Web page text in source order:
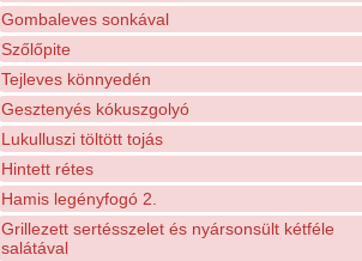
Gombaleves sonkával
Szőlőpite
Tejleves könnyedén
Gesztenyés kókuszgolyó
Lukulluszi töltött tojás
Hintett rétes
Hamis legényfogó 2.
Grillezett sertésszelet és nyársonsült kétféle
salátával